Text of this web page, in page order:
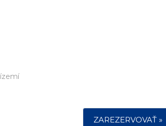
ZAREZERVOVAŤ »